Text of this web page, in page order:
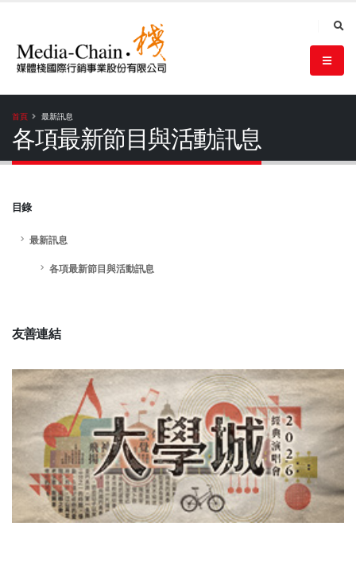
首頁 最新訊息
各項最新節目與活動訊息
目錄
最新訊息
各項最新節目與活動訊息
友善連結